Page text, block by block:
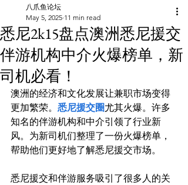
悉尼2k15盘点澳洲悉尼援交
伴游机构中介火爆榜单，新
司机必看！
八爪鱼论坛
May 5, 2025 11 min read
澳洲的经济和文化发展让兼职市场变得
更加繁荣。 悉尼援交圈尤其火爆。许多
知名的伴游机构和中介引领了行业新
风。为新司机们整理了一份火爆榜单，
帮助他们更好地了解悉尼援交市场。
悉尼援交和伴游服务吸引了很多人的关